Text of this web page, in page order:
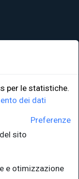
per le statistiche.
dei dati
Preferenze
sito
e otimizzazione